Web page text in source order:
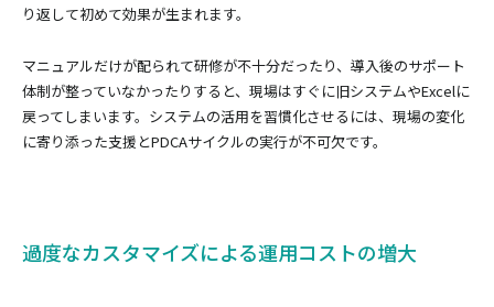
り返して初めて効果が生まれます。
マニュアルだけが配られて研修が不十分だったり、導入後のサポート
体制が整っていなかったりすると、現場はすぐに旧システムやExcelに
戻ってしまいます。システムの活用を習慣化させるには、現場の変化
に寄り添った支援とPDCAサイクルの実行が不可欠です。
過度なカスタマイズによる運用コストの増大